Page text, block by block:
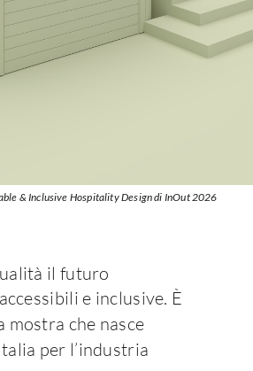
& Inclusive Hospitality Design di InOut 2026
il futuro
e inclusive. È
mostra che nasce
per l’industria